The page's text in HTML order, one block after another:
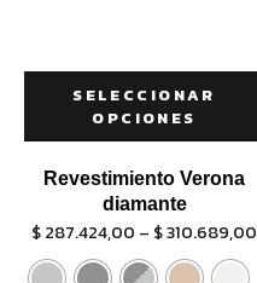
SELECCIONAR
OPCIONES
Revestimiento Verona
diamante
$287.424,00 – $310.689,00